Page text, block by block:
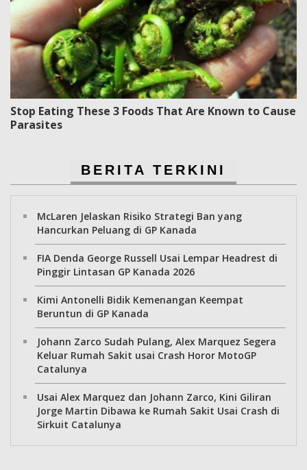
Stop Eating These 3 Foods That Are Known to Cause
Parasites
BERITA TERKINI
McLaren Jelaskan Risiko Strategi Ban yang
Hancurkan Peluang di GP Kanada
FIA Denda George Russell Usai Lempar Headrest di
Pinggir Lintasan GP Kanada 2026
Kimi Antonelli Bidik Kemenangan Keempat
Beruntun di GP Kanada
Johann Zarco Sudah Pulang, Alex Marquez Segera
Keluar Rumah Sakit usai Crash Horor MotoGP
Catalunya
Usai Alex Marquez dan Johann Zarco, Kini Giliran
Jorge Martin Dibawa ke Rumah Sakit Usai Crash di
Sirkuit Catalunya